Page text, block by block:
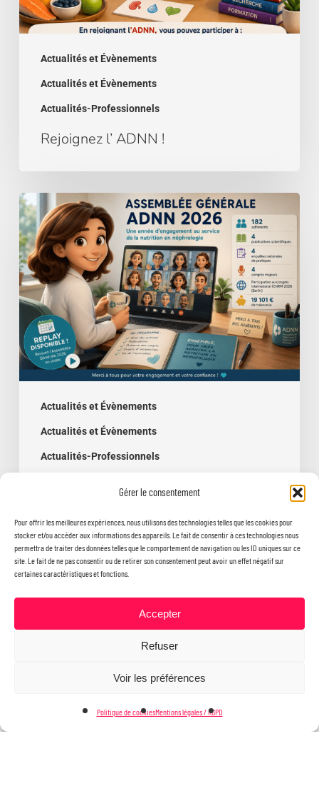
Gérer le consentement
Pour offrir les meilleures expériences, nous utilisons des technologies telles que les cookies pour
stocker et/ou accéder aux informations des appareils. Le fait de consentir à ces technologies nous
permettra de traiter des données telles que le comportement de navigation ou les ID uniques sur ce
site. Le fait de ne pas consentir ou de retirer son consentement peut avoir un effet négatif sur
certaines caractéristiques et fonctions.
Accepter
Refuser
Voir les préférences
Politique de cookiesMentions légales / RGPD
Actualités et Évènements
Actualités et Évènements
Actualités-Professionnels
Rejoignez l’ ADNN !
Actualités et Évènements
Actualités et Évènements
Actualités-Professionnels
Assemblée
générale
2026
–
le
bilan
de
l’année
!
Assemblée générale 2026 – le bilan